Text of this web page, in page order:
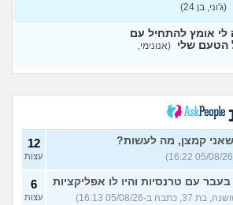
(דורון,
מתקופה
אובססיה,
אנונימית,
עצות
כהרגעה,
(נרקיס, בת
7
עצות
(ג'וני, בן 24)
אומץ להתחיל עם
הטעם שלי (אנונימי,
קמצן, מה לעשות? 12
עצות
בעבר עם טרנסיות והיו לו אפליקציות
37, כתבה ב-05/08/26 16:13)
6
עצות